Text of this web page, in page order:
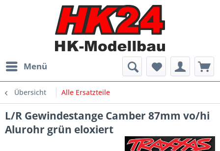
Menü
Übersicht Alle Ersatzteile
L/R Gewindestange Camber 87mm vo/hi
Alurohr grün eloxiert